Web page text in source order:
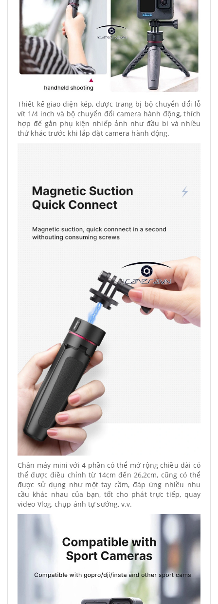
Thiết kế giao diện kép, được trang bị bộ chuyển đổi lỗ
vít 1/4 inch và bộ chuyển đổi camera hành động, thích
hợp để gắn phụ kiện nhiếp ảnh như đầu bi và nhiều
thứ khác trước khi lắp đặt camera hành động.
Chân máy mini với 4 phần có thể mở rộng chiều dài có
thể được điều chỉnh từ 14cm đến 26,2cm, cũng có thể
được sử dụng như một tay cầm, đáp ứng nhiều nhu
cầu khác nhau của bạn, tốt cho phát trực tiếp, quay
video Vlog, chụp ảnh tự sướng, v.v.